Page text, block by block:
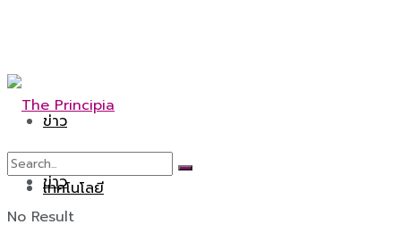
ข่าว
เทคโนโลยี
ข่าว
No Result